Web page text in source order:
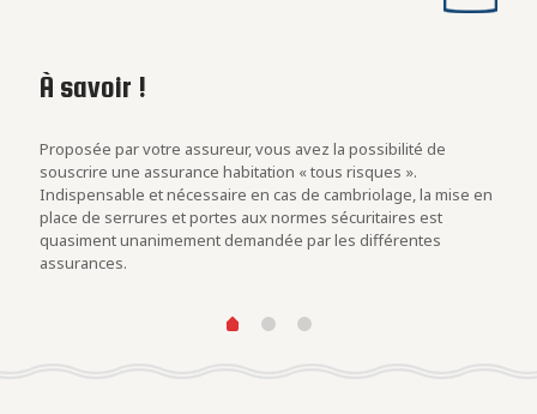
À savoir !
Proposée par votre assureur, vous avez la possibilité de
souscrire une assurance habitation « tous risques ».
Indispensable et nécessaire en cas de cambriolage, la mise en
place de serrures et portes aux normes sécuritaires est
quasiment unanimement demandée par les différentes
assurances.